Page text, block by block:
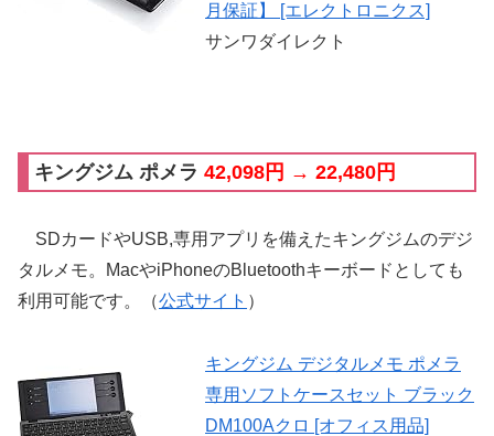
月保証】 [エレクトロニクス]
サンワダイレクト
キングジム ポメラ 42,098円 → 22,480円
SDカードやUSB,専用アプリを備えたキングジムのデジ
タルメモ。MacやiPhoneのBluetoothキーボードとしても
利用可能です。（公式サイト ）
キングジム デジタルメモ ポメラ
専用ソフトケースセット ブラック
DM100Aクロ [オフィス用品]